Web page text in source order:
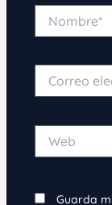
electrónico*
Guarda